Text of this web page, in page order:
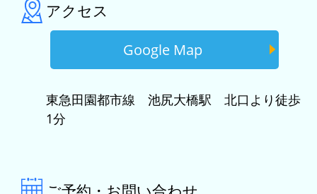
アクセス
Google Map
東急田園都市線 池尻大橋駅 北口より徒歩
1分